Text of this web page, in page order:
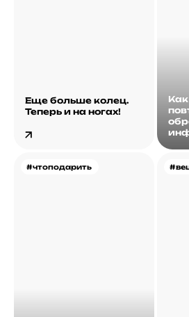
Еще больше колец.
Теперь и на ногах!
#чтоподарить